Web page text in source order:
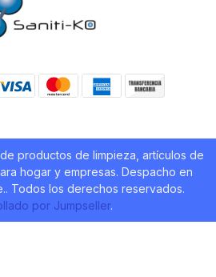
productos de limpieza, artículos de
hogar y empresas. Despacho en
Todos los derechos reservados.
por Jumpseller.